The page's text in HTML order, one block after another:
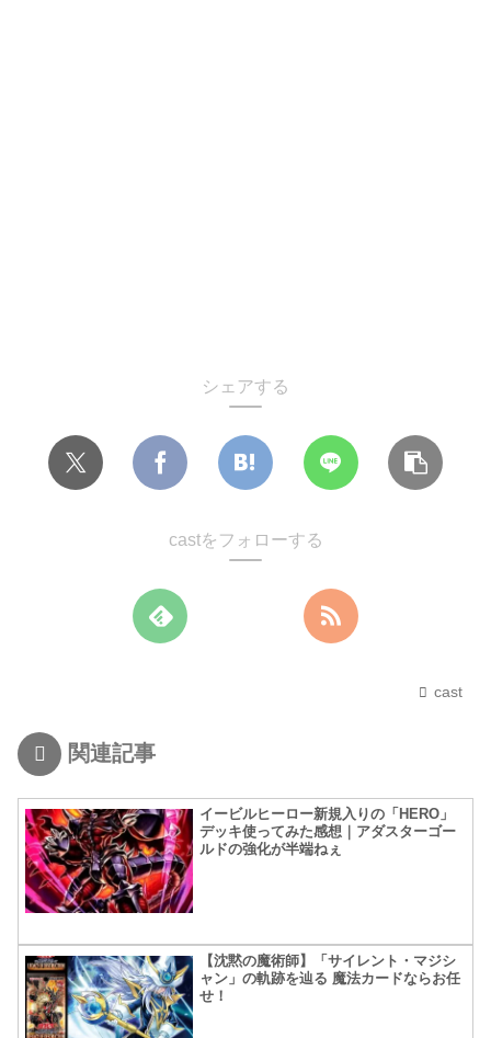
シェアする
castをフォローする
cast
関連記事
イービルヒーロー新規入りの「HERO」
デッキ使ってみた感想｜アダスターゴー
ルドの強化が半端ねぇ
【沈黙の魔術師】「サイレント・マジシ
ャン」の軌跡を辿る 魔法カードならお任
せ！